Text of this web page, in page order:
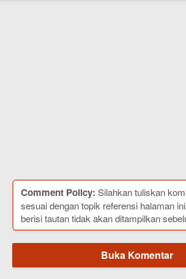
Comment Policy: Silahkan tuliskan
sesuai dengan topik referensi halaman
berisi tautan tidak akan ditampilkan
Buka Komentar